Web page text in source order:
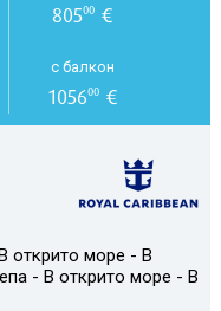
открито море - В
- В открито море - В
80500 €
с балкон
105600€